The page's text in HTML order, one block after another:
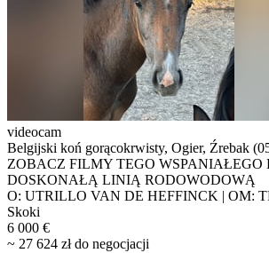
videocam
Belgijski koń gorącokrwisty, Ogier, Źrebak
ZOBACZ FILMY TEGO WSPANIAŁEGO
DOSKONAŁĄ LINIĄ RODOWODOWĄ
O: UTRILLO VAN DE HEFFINCK | OM:
Skoki
6 000 €
~ 27 624 zł do negocjacji